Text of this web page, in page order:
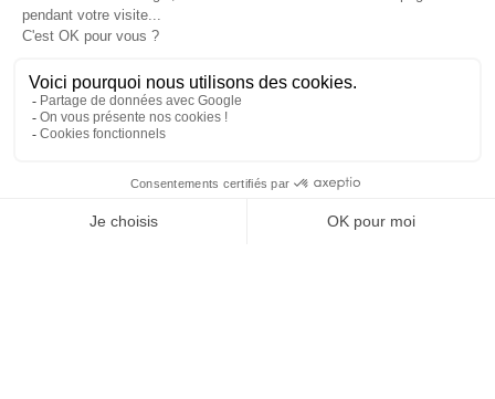
PRODUITS
NOTRE SOCIÉTÉ
VOTRE COMPTE